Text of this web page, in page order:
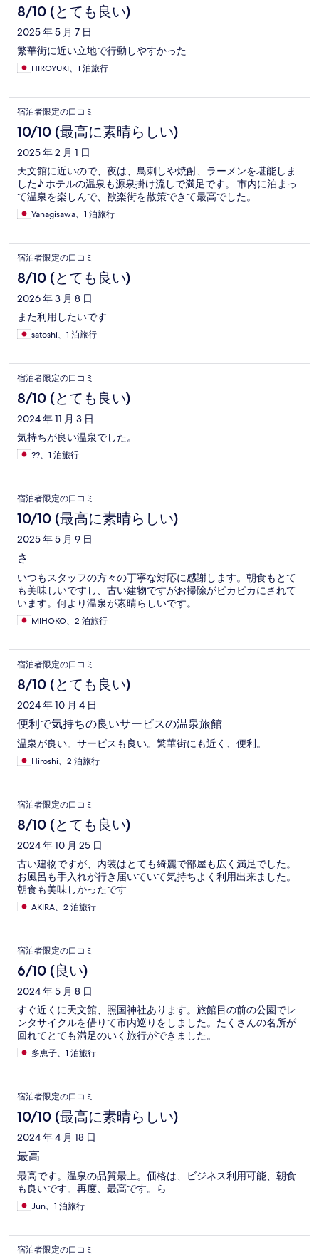
8/10 (とても良い)
2025 年 5 月 7 日
繁華街に近い立地で行動しやすかった
HIROYUKI、1 泊旅行
宿泊者限定の口コミ
10/10 (最高に素晴らしい)
2025 年 2 月 1 日
天文館に近いので、夜は、鳥刺しや焼酎、ラーメンを堪能しま
した♪ ホテルの温泉も源泉掛け流しで満足です。 市内に泊まっ
て温泉を楽しんで、歓楽街を散策できて最高でした。
Yanagisawa、1 泊旅行
宿泊者限定の口コミ
8/10 (とても良い)
2026 年 3 月 8 日
また利用したいです
satoshi、1 泊旅行
宿泊者限定の口コミ
8/10 (とても良い)
2024 年 11 月 3 日
気持ちが良い温泉でした。
??、1 泊旅行
宿泊者限定の口コミ
10/10 (最高に素晴らしい)
2025 年 5 月 9 日
さ
いつもスタッフの方々の丁寧な対応に感謝します。朝食もとて
も美味しいですし、古い建物ですがお掃除がピカピカにされて
います。何より温泉が素晴らしいです。
MIHOKO、2 泊旅行
宿泊者限定の口コミ
8/10 (とても良い)
2024 年 10 月 4 日
便利で気持ちの良いサービスの温泉旅館
温泉が良い。サービスも良い。繁華街にも近く、便利。
Hiroshi、2 泊旅行
宿泊者限定の口コミ
8/10 (とても良い)
2024 年 10 月 25 日
古い建物ですが、内装はとても綺麗で部屋も広く満足でした。
お風呂も手入れが行き届いていて気持ちよく利用出来ました。
朝食も美味しかったです
AKIRA、2 泊旅行
宿泊者限定の口コミ
6/10 (良い)
2024 年 5 月 8 日
すぐ近くに天文館、照国神社あります。旅館目の前の公園でレ
ンタサイクルを借りて市内巡りをしました。たくさんの名所が
回れてとても満足のいく旅行ができました。
多恵子、1 泊旅行
宿泊者限定の口コミ
10/10 (最高に素晴らしい)
2024 年 4 月 18 日
最高
最高です。温泉の品質最上。価格は、ビジネス利用可能、朝食
も良いです。再度、最高です。ら
Jun、1 泊旅行
宿泊者限定の口コミ